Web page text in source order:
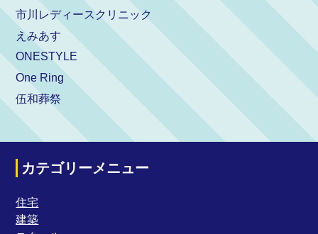
市川レディースクリニック
えみあす
ONESTYLE
One Ring
伍和葬祭
カテゴリーメニュー
住宅
建築